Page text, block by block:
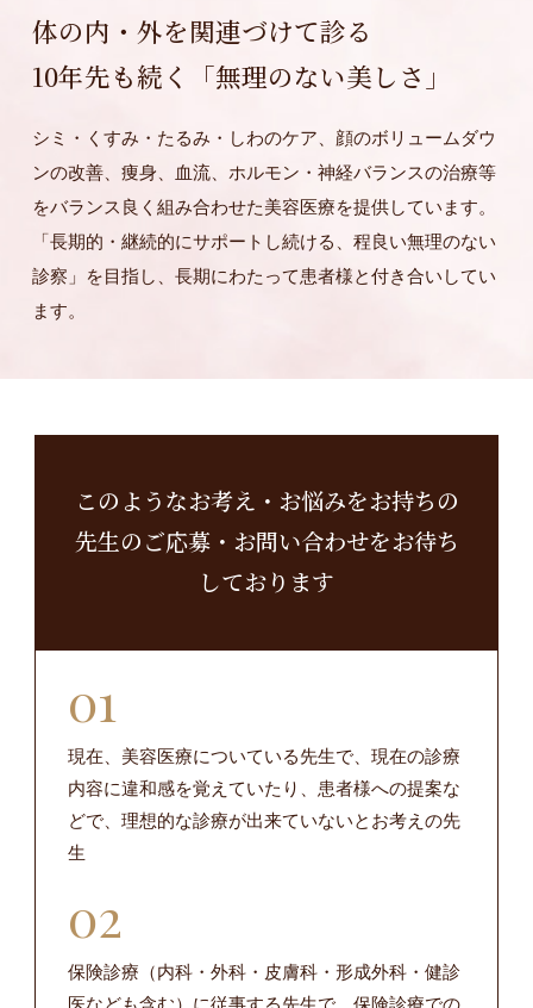
体の内・外を関連づけて診る
10年先も続く「無理のない美しさ」
シミ・くすみ・たるみ・しわのケア、顔のボリュームダウ
ンの改善、痩身、血流、ホルモン・神経バランスの治療等
をバランス良く組み合わせた美容医療を提供しています。
「長期的・継続的にサポートし続ける、程良い無理のない
診察」を目指し、長期にわたって患者様と付き合いしてい
ます。
このようなお考え・お悩みをお持ちの
先生のご応募・お問い合わせをお待ち
しております
現在、美容医療についている先生で、現在の診療
内容に違和感を覚えていたり、患者様への提案な
どで、理想的な診療が出来ていないとお考えの先
生
保険診療（内科・外科・皮膚科・形成外科・健診
医なども含む）に従事する先生で、保険診療での